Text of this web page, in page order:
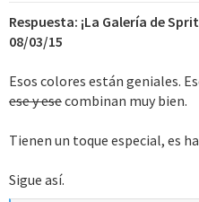
s
:
Respuesta: ¡La Galería de
08/03/15
Esos colores están geniales.
ese y esecombinan muy bien.
Tienen un toque especial, es
Sigue así.